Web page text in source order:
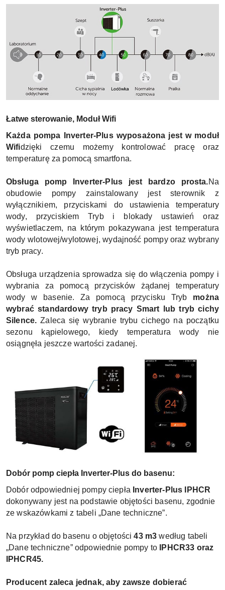
Łatwe sterowanie, Moduł Wifi
Każda pompa Inverter-Plus wyposażona jest w moduł
Wifidzięki czemu możemy kontrolować pracę oraz
temperaturę za pomocą smartfona.
Obsługa pomp Inverter-Plus jest bardzo prosta.Na
obudowie pompy zainstalowany jest sterownik z
wyłącznikiem, przyciskami do ustawienia temperatury
wody, przyciskiem Tryb i blokady ustawień oraz
wyświetlaczem, na którym pokazywana jest temperatura
wody wlotowej/wylotowej, wydajność pompy oraz wybrany
tryb pracy.
Obsługa urządzenia sprowadza się do włączenia pompy i
wybrania za pomocą przycisków żądanej temperatury
wody w basenie. Za pomocą przycisku Tryb można
wybrać standardowy tryb pracy Smart lub tryb cichy
Silence. Zaleca się wybranie trybu cichego na początku
sezonu kąpielowego, kiedy temperatura wody nie
osiągnęła jeszcze wartości zadanej.
Dobór pomp ciepła Inverter-Plus do basenu:
Dobór odpowiedniej pompy ciepła Inverter-Plus IPHCR
dokonywany jest na podstawie objętości basenu, zgodnie
ze wskazówkami z tabeli „Dane techniczne”.
Na przykład do basenu o objętości43 m3 według tabeli
„Dane techniczne” odpowiednie pompy to
IPHCR33 oraz
IPHCR45.
Producent zaleca jednak, aby zawsze dobierać